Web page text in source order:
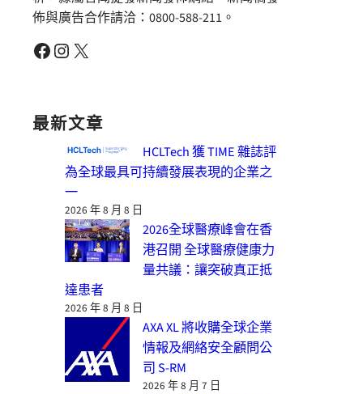
佈與廣告合作請洽：0800-588-211。
Facebook Instagram X
最新文章
HCLTech 獲 TIME 雜誌評
為全球最具可持續發展表現的企業之
一
2026 年 8 月 8 日
2026全球醫療峰會在香
港召開 全球醫療健康力
量共議：讓突破真正抵
達患者
2026 年 8 月 8 日
AXA XL 將收購全球企業
情報及網絡安全顧問公
司 S-RM
2026 年 8 月 7 日